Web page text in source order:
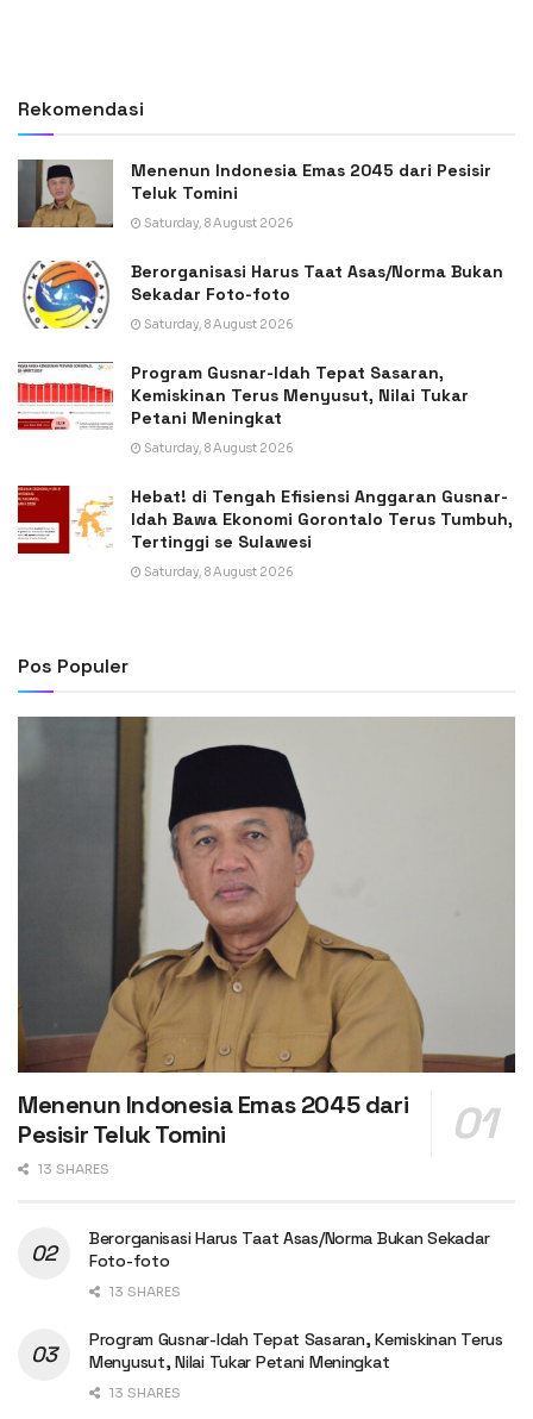
Rekomendasi
Menenun Indonesia Emas 2045 dari Pesisir
Teluk Tomini
Saturday, 8 August 2026
Berorganisasi Harus Taat Asas/Norma Bukan
Sekadar Foto-foto
Saturday, 8 August 2026
Program Gusnar-Idah Tepat Sasaran,
Kemiskinan Terus Menyusut, Nilai Tukar
Petani Meningkat
Saturday, 8 August 2026
Hebat! di Tengah Efisiensi Anggaran Gusnar-
Idah Bawa Ekonomi Gorontalo Terus Tumbuh,
Tertinggi se Sulawesi
Saturday, 8 August 2026
Pos Populer
Menenun Indonesia Emas 2045 dari
Pesisir Teluk Tomini
13 SHARES
Berorganisasi Harus Taat Asas/Norma Bukan Sekadar
Foto-foto
13 SHARES
Program Gusnar-Idah Tepat Sasaran, Kemiskinan Terus
Menyusut, Nilai Tukar Petani Meningkat
13 SHARES